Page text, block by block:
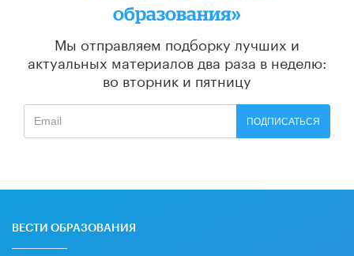
образования»
Мы отправляем подборку лучших и
актуальных материалов два раза в неделю:
во вторник и пятницу
ПОДПИСАТЬСЯ
ВЕСТИ ОБРАЗОВАНИЯ